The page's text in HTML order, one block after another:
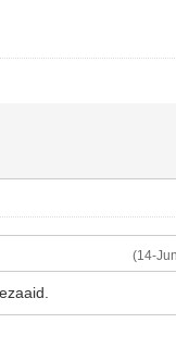
(14-